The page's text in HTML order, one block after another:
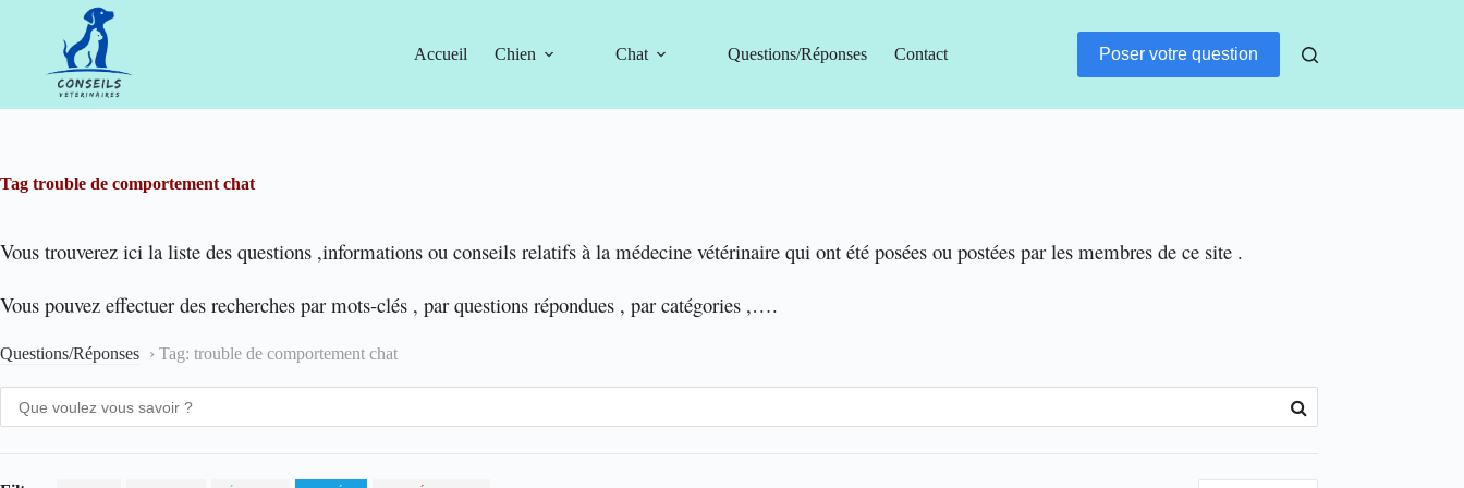
Accueil Chien Chat Questions/Réponses Contact Poser votre question
Tag trouble de comportement chat
Vous trouverez ici la liste des questions ,informations ou conseils relatifs à la médecine vétérinaire qui ont été posées ou postées par les membres de ce site .
Vous pouvez effectuer des recherches par mots-clés , par questions répondues , par catégories ,….
Questions/Réponses › Tag: trouble de comportement chat